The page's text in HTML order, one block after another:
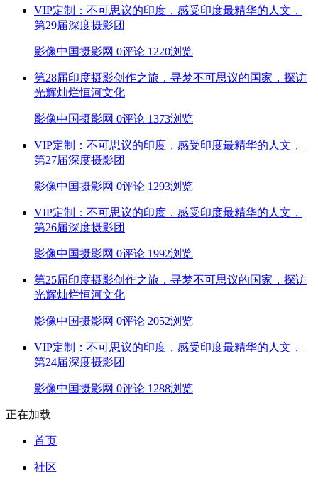
VIP定制：不可思议的印度，感受印度最精华的人文，
第29届深度摄影团
影像中国摄影网 0评论 1220浏览
第28届印度摄影创作之旅，寻梦不可思议的国家，探访
光辉灿烂恒河文化
影像中国摄影网 0评论 1373浏览
VIP定制：不可思议的印度，感受印度最精华的人文，
第27届深度摄影团
影像中国摄影网 0评论 1293浏览
VIP定制：不可思议的印度，感受印度最精华的人文，
第26届深度摄影团
影像中国摄影网 0评论 1992浏览
第25届印度摄影创作之旅，寻梦不可思议的国家，探访
光辉灿烂恒河文化
影像中国摄影网 0评论 2052浏览
VIP定制：不可思议的印度，感受印度最精华的人文，
第24届深度摄影团
影像中国摄影网 0评论 1288浏览
正在加载
首页
社区